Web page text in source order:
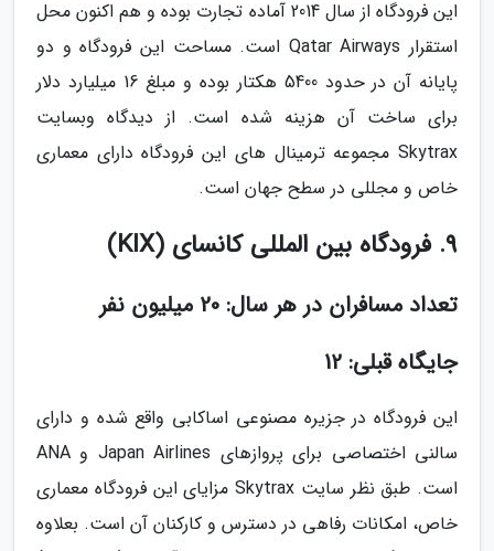
این فرودگاه از سال 2014 آماده تجارت بوده و هم اکنون محل
استقرار Qatar Airways است. مساحت این فرودگاه و دو
پایانه آن در حدود 5400 هکتار بوده و مبلغ 16 میلیارد دلار
برای ساخت آن هزینه شده است. از دیدگاه وبسایت
Skytrax مجموعه ترمینال های این فرودگاه دارای معماری
خاص و مجللی در سطح جهان است.
9. فرودگاه بین المللی کانسای (KIX)
تعداد مسافران در هر سال: 20 میلیون نفر
جایگاه قبلی: 12
این فرودگاه در جزیره مصنوعی اساکابی واقع شده و دارای
سالنی اختصاصی برای پروازهای Japan Airlines و ANA
است. طبق نظر سایت Skytrax مزایای این فرودگاه معماری
خاص، امکانات رفاهی در دسترس و کارکنان آن است. بعلاوه